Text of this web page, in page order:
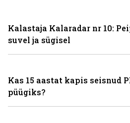
Kalastaja Kalaradar nr 10:
suvel ja sügisel
Kas 15 aastat kapis seisnud
püügiks?